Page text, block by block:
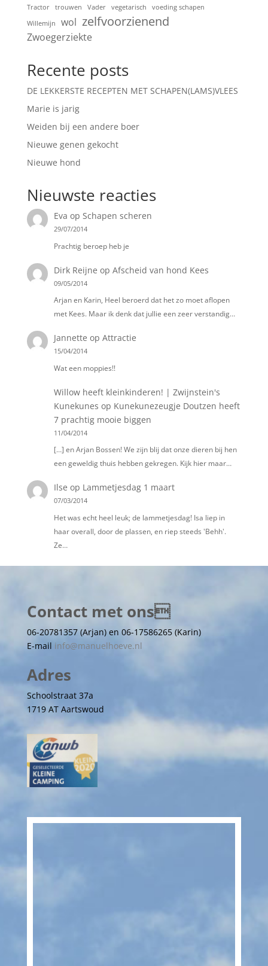
Tractor
trouwen Vader vegetarisch
voeding schapen
Willemijn
wol zelfvoorzienend
Zwoegerziekte
Recente posts
DE LEKKERSTE RECEPTEN MET SCHAPEN(LAMS)VLEES
Marie is jarig
Weiden bij een andere boer
Nieuwe genen gekocht
Nieuwe hond
Nieuwste reacties
Eva opSchapen scheren
29/07/2014
Prachtig beroep heb je
Dirk Reijne opAfscheid van hond Kees
09/05/2014
Arjan en Karin, Heel beroerd dat het zo moet aflopen
met Kees. Maar ik denk dat jullie een zeer verstandig…
Jannette opAttractie
15/04/2014
Wat een moppies!!
Willow heeft kleinkinderen! | Zwijnstein's
Kunekunes op Kunekunezeugje Doutzen heeft
7 prachtig mooie biggen
11/04/2014
[…] en Arjan Bossen! We zijn blij dat onze dieren bij hen
een geweldig thuis hebben gekregen. Kijk hier maar…
Ilse op Lammetjesdag 1 maart
07/03/2014
Het was echt heel leuk; de lammetjesdag! Isa liep in
haar overall, door de plassen, en riep steeds 'Behh'.
Ze…
Contact met ons
06-20781357 (Arjan) en 06-17586265 (Karin)
E-mail info@manuelhoeve.nl
Adres
Schoolstraat 37a
1719 AT Aartswoud